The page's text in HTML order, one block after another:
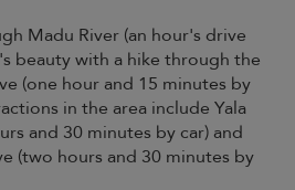
Madu River (an hour's drive
beauty with a hike through the
(one hour and 15 minutes by
in the area include Yala
and 30 minutes by car) and
(two hours and 30 minutes by